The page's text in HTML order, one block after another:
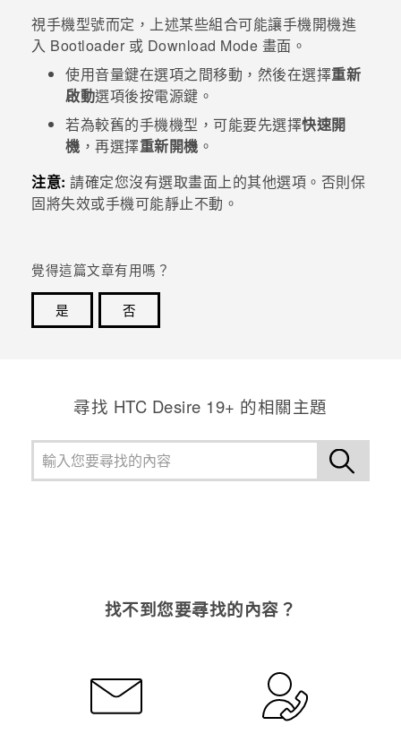
視手機型號而定，上述某些組合可能讓手機開機進
入 Bootloader 或 Download Mode 畫面。
使用音量鍵在選項之間移動，然後在選擇重新
啟動選項後按電源鍵。
若為較舊的手機機型，可能要先選擇快速開
機 ，再選擇重新開機 。
注意: 請確定您沒有選取畫面上的其他選項。否則保
固將失效或手機可能靜止不動。
覺得這篇文章有用嗎？
是
否
尋找 ‎HTC Desire 19+‎ 的相關主題
找不到您要尋找的內容？